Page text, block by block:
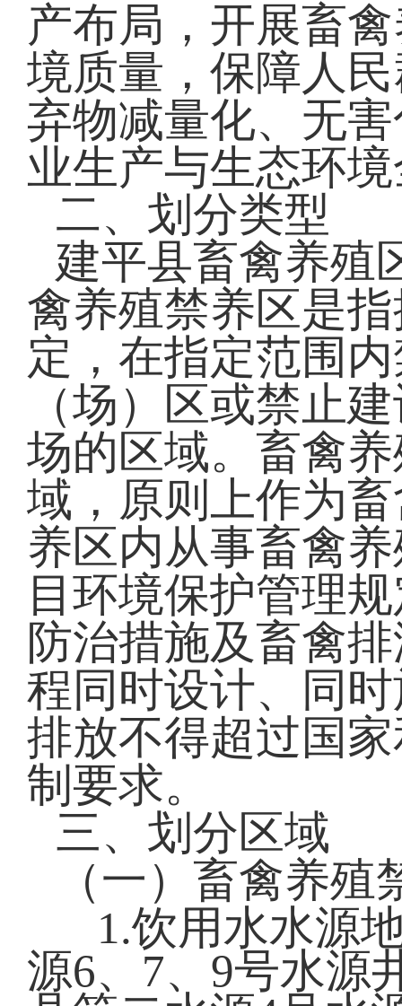
产布局，开展畜
境质量，保障人
弃物减量化、无
业生产与生态环
二、划分类型
建平县畜禽养殖
禽养殖禁养区是
定，在指定范围
（场）区或禁止
场的区域。畜禽
域，原则上作为
养区内从事畜禽
目环境保护管理
防治措施及畜禽
程同时设计、同
排放不得超过国
制要求。
三、划分区域
（一）畜禽养殖
1.饮用水水源
源6、7、9号水源